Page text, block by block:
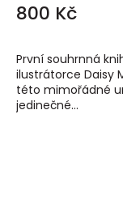
800 Kč
První souhrnná
ilustrátorce Daisy
této mimořádné
jedinečné...